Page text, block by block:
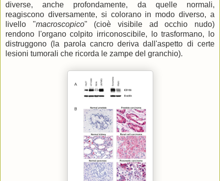
diverse, anche profondamente, da quelle normali,
reagiscono diversamente, si colorano in modo diverso, a
livello "macroscopico" (cioè visibile ad occhio nudo)
rendono l'organo colpito irriconoscibile, lo trasformano, lo
distruggono (la parola cancro deriva dall'aspetto di certe
lesioni tumorali che ricorda le zampe del granchio).